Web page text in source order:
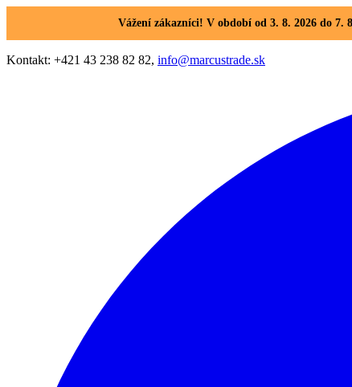
Vážení zákazníci! V období od 3. 8. 2026 do 7.
Kontakt: +421 43 238 82 82, info@marcustrade.sk